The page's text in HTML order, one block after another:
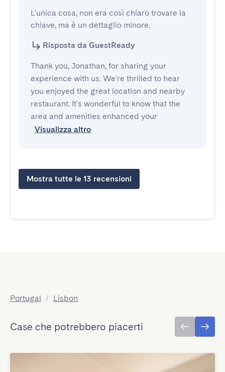
L'unica cosa, non era così chiaro trovare la
chiave, ma è un dettaglio minore.
Risposta da GuestReady
Thank you, Jonathan, for sharing your
experience with us. We're thrilled to hear
you enjoyed the great location and nearby
restaurant. It's wonderful to know that the
area and amenities enhanced your
Visualizza altro
Mostra tutte le 13 recensioni
Portugal / Lisbon
Case che potrebbero piacerti